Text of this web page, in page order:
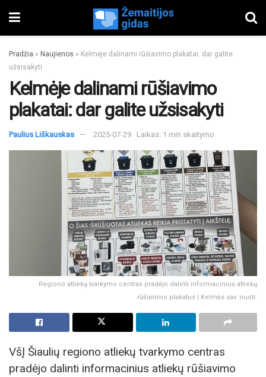
Pradžia » Naujienos » Kelmėje dalinami rūšiavimo plakatai: dar galite
užsisakyti
Kelmėje dalinami rūšiavimo
plakatai: dar galite užsisakyti
Paulius Liškauskas 2025-07-29 Laikas: 1 min skaitymo
Regiono atliekų tvarkymo centras pradėjo dalinti informacinius atliekų
rūšiavimo plakatus | Kelmės sav. nuotr.
VšĮ Šiaulių regiono atliekų tvarkymo centras
pradėjo dalinti informacinius atliekų rūšiavimo